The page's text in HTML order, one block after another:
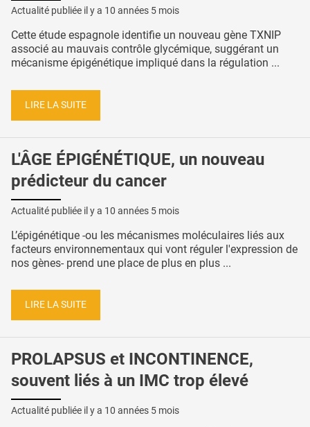
Actualité publiée il y a 10 années 5 mois
Cette étude espagnole identifie un nouveau gène TXNIP
associé au mauvais contrôle glycémique, suggérant un
mécanisme épigénétique impliqué dans la régulation ...
LIRE LA SUITE
L'ÂGE ÉPIGÉNÉTIQUE, un nouveau
prédicteur du cancer
Actualité publiée il y a 10 années 5 mois
L’épigénétique -ou les mécanismes moléculaires liés aux
facteurs environnementaux qui vont réguler l'expression de
nos gènes- prend une place de plus en plus ...
LIRE LA SUITE
PROLAPSUS et INCONTINENCE,
souvent liés à un IMC trop élevé
Actualité publiée il y a 10 années 5 mois